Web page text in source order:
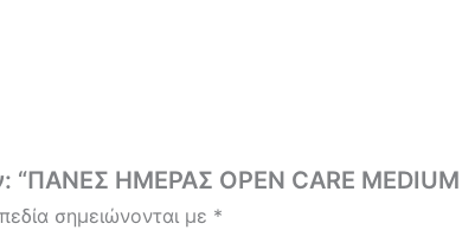
“ΠΑΝΕΣ ΗΜΕΡΑΣ OPEN CARE
σημειώνονται με *